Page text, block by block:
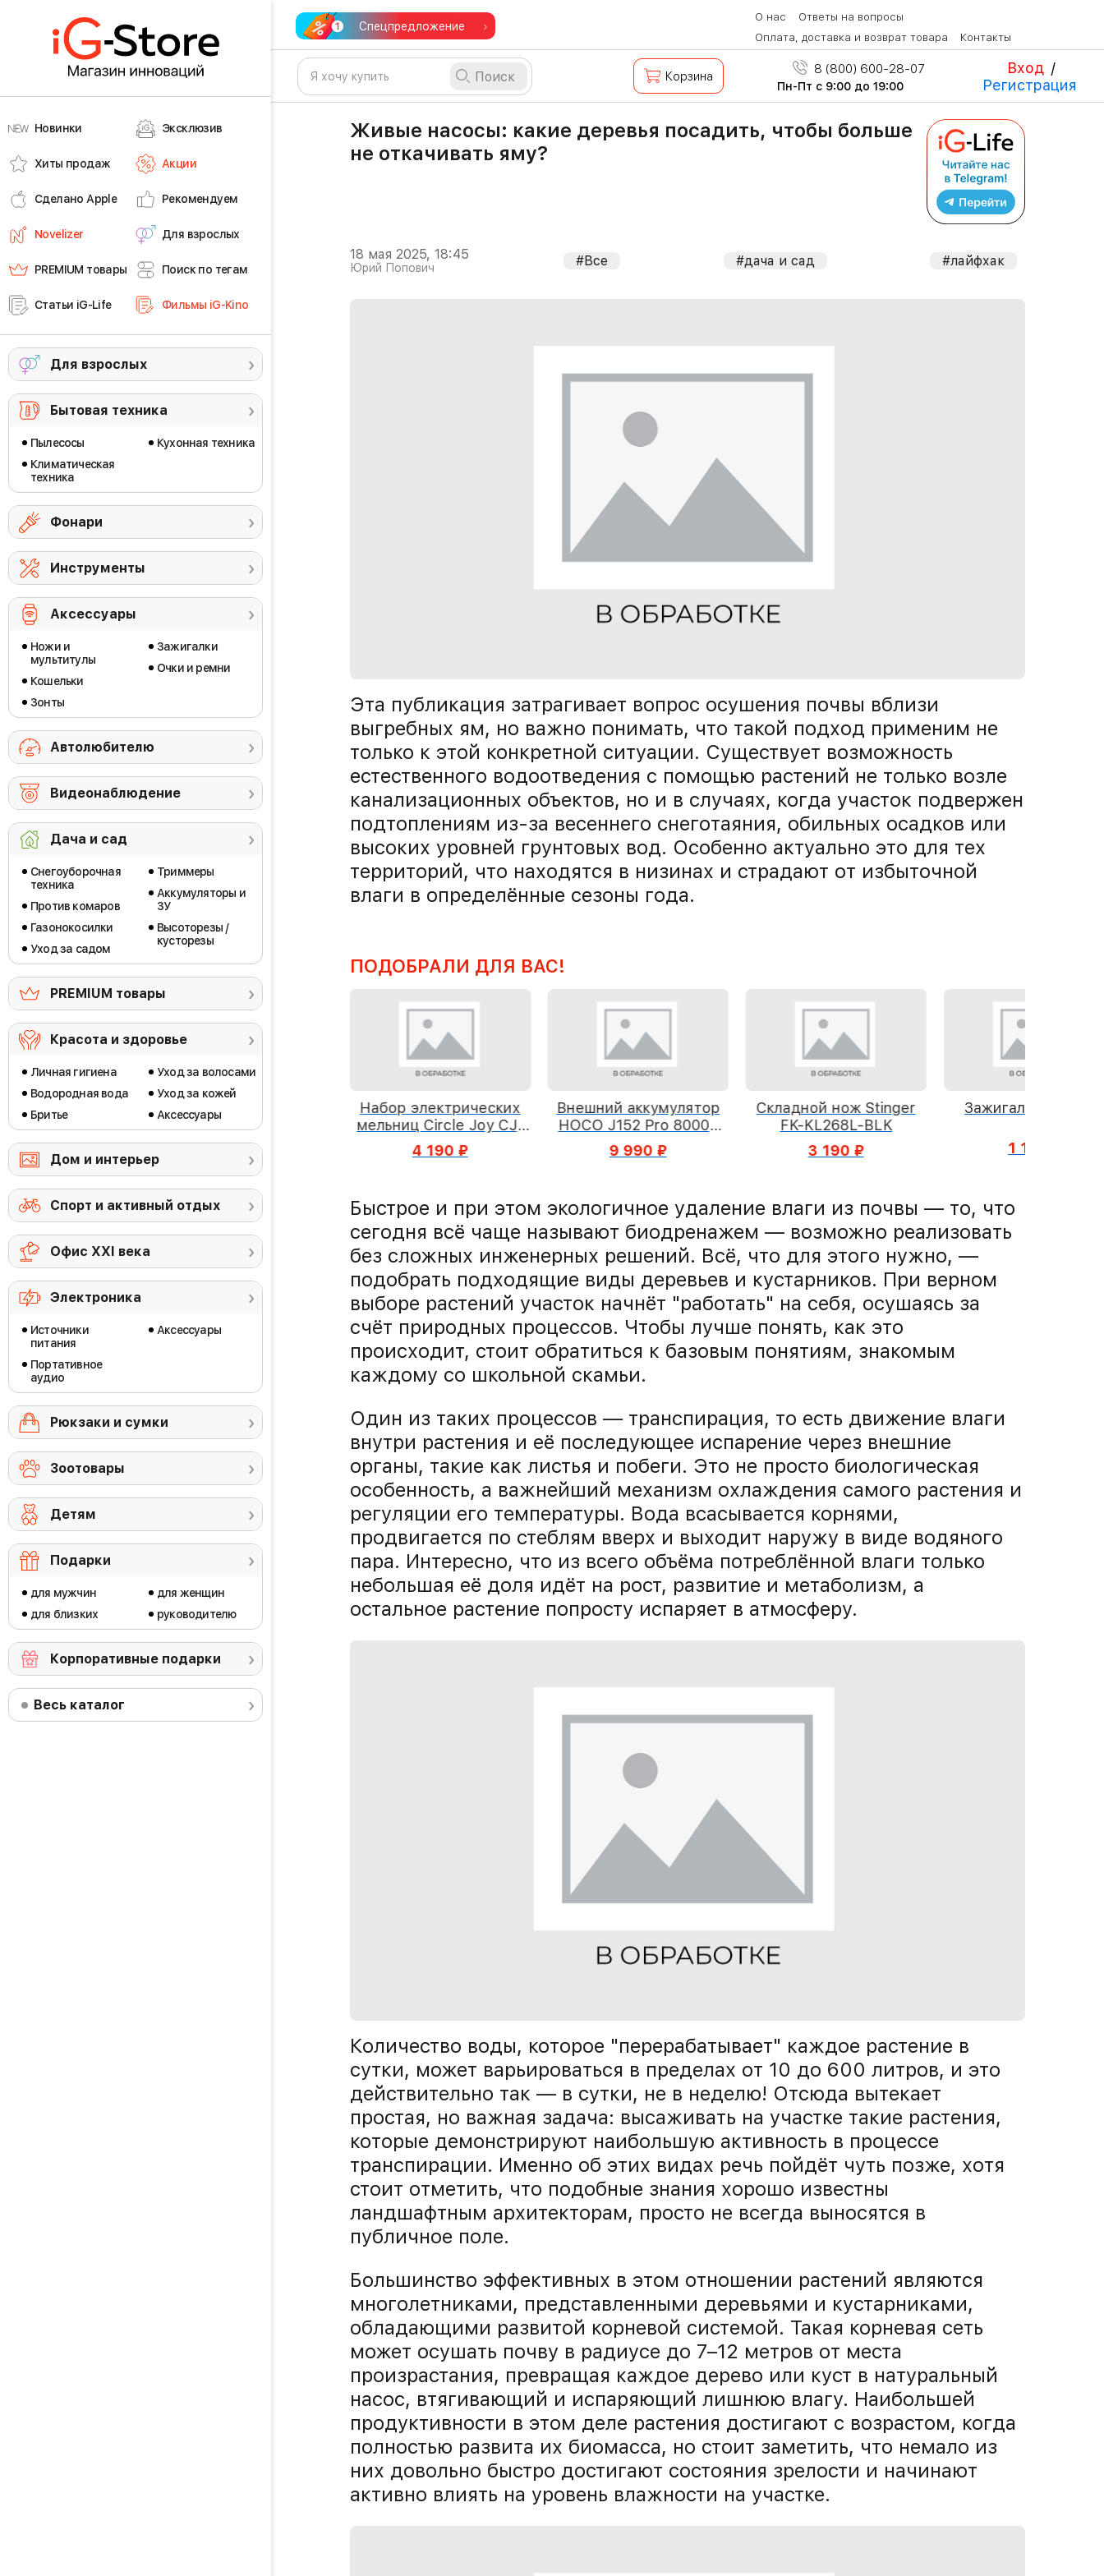
Новинки Эксклюзив
Хиты продаж Акции
Сделано Apple Рекомендуем
Novelizer Для взрослых
PREMIUM товары Поиск по тегам
Статьи iG-Life Фильмы iG-Kino
Для взрослых
Бытовая техника
Пылесосы
Климатическая
техника
Кухонная техника
Фонари
Инструменты
Аксессуары
Ножи и
мультитулы
Кошельки
Зонты
Зажигалки
Очки и ремни
Автолюбителю
Видеонаблюдение
Дача и сад
Снегоуборочная
техника
Против комаров
Газонокосилки
Уход за садом
Триммеры
Аккумуляторы и
ЗУ
Высоторезы /
кусторезы
PREMIUM товары
Красота и здоровье
Личная гигиена
Водородная вода
Бритье
Уход за волосами
Уход за кожей
Аксессуары
Дом и интерьер
Спорт и активный отдых
Офис ХХI века
Электроника
Источники
питания
Портативное
аудио
Аксессуары
Рюкзаки и сумки
Зоотовары
Детям
Подарки
для мужчин
для близких
для женщин
руководителю
Корпоративные подарки
Весь каталог
Спецпредложение
О нас
Ответы на вопросы
Оплата, доставка и возврат товара
Контакты
Поиск Корзина 8 (800) 600-28-07
Пн-Пт с 9:00 до 19:00
Вход /
Регистрация
Живые насосы: какие деревья посадить, чтобы больше
не откачивать яму?
18 мая 2025, 18:45
Юрий Попович #Все #дача и сад #лайфхак
Эта публикация затрагивает вопрос осушения почвы вблизи
выгребных ям, но важно понимать, что такой подход применим не
только к этой конкретной ситуации. Существует возможность
естественного водоотведения с помощью растений не только возле
канализационных объектов, но и в случаях, когда участок подвержен
подтоплениям из-за весеннего снеготаяния, обильных осадков или
высоких уровней грунтовых вод. Особенно актуально это для тех
территорий, что находятся в низинах и страдают от избыточной
влаги в определённые сезоны года.
ПОДОБРАЛИ ДЛЯ ВАС!
на пояс Bugatti
Joel
13 990 ₽
Льдогенератор Xiaomi
Vino Ice Machine Round
Ice 15kg VZB-15JA
16 490 ₽
Набор электрических
мельниц Circle Joy CJ-
EG08 Silver
4 190 ₽
Внешний аккумулятор
HOCO J152 Pro 80000
мА·ч
9 990 ₽
Складной нож Stinger
FK-KL268L-BLK
3 190 ₽
Зажигалка S.QUIRE
1 110 ₽
Быстрое и при этом экологичное удаление влаги из почвы — то, что
сегодня всё чаще называют биодренажем — возможно реализовать
без сложных инженерных решений. Всё, что для этого нужно, —
подобрать подходящие виды деревьев и кустарников. При верном
выборе растений участок начнёт "работать" на себя, осушаясь за
счёт природных процессов. Чтобы лучше понять, как это
происходит, стоит обратиться к базовым понятиям, знакомым
каждому со школьной скамьи.
Один из таких процессов — транспирация, то есть движение влаги
внутри растения и её последующее испарение через внешние
органы, такие как листья и побеги. Это не просто биологическая
особенность, а важнейший механизм охлаждения самого растения и
регуляции его температуры. Вода всасывается корнями,
продвигается по стеблям вверх и выходит наружу в виде водяного
пара. Интересно, что из всего объёма потреблённой влаги только
небольшая её доля идёт на рост, развитие и метаболизм, а
остальное растение попросту испаряет в атмосферу.
Количество воды, которое "перерабатывает" каждое растение в
сутки, может варьироваться в пределах от 10 до 600 литров, и это
действительно так — в сутки, не в неделю! Отсюда вытекает
простая, но важная задача: высаживать на участке такие растения,
которые демонстрируют наибольшую активность в процессе
транспирации. Именно об этих видах речь пойдёт чуть позже, хотя
стоит отметить, что подобные знания хорошо известны
ландшафтным архитекторам, просто не всегда выносятся в
публичное поле.
Большинство эффективных в этом отношении растений являются
многолетниками, представленными деревьями и кустарниками,
обладающими развитой корневой системой. Такая корневая сеть
может осушать почву в радиусе до 7–12 метров от места
произрастания, превращая каждое дерево или куст в натуральный
насос, втягивающий и испаряющий лишнюю влагу. Наибольшей
продуктивности в этом деле растения достигают с возрастом, когда
полностью развита их биомасса, но стоит заметить, что немало из
них довольно быстро достигают состояния зрелости и начинают
активно влиять на уровень влажности на участке.